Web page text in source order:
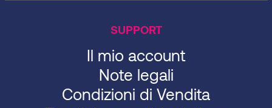
SUPPORT
Il mio account
Note legali
Condizioni di Vendita